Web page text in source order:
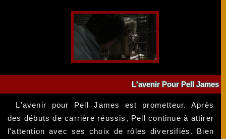
L'avenir Pour Pell James
L'avenir pour Pell James est prometteur. Après
des débuts de carrière réussis, Pell continue à attirer
l'attention avec ses choix de rôles diversifiés. Bien